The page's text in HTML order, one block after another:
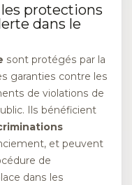
protections
dans le
sont protégés par la
garanties contre les
de violations de
Ils bénéficient
et peuvent
de
dans les